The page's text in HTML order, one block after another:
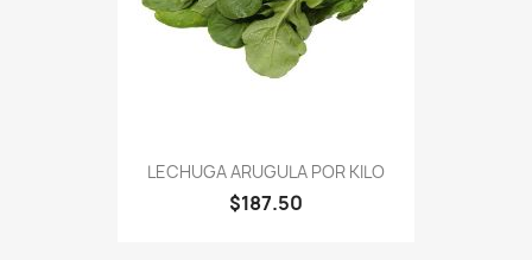
LECHUGA ARUGULA POR KILO
$187.50